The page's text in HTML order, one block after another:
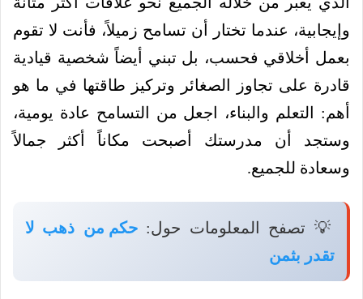
وإيجابية، عندما تختار أن تسامح زميلاً، فأنت لا تقوم
بعمل أخلاقي فحسب، بل تبني أيضاً شخصية قيادية
قادرة على تجاوز الصغائر وتركيز طاقتها في ما هو
أهم: التعلم والبناء، اجعل من التسامح عادة يومية،
وستجد أن مدرستك أصبحت مكاناً أكثر جمالاً
وسعادة للجميع.
💡 تصفح المعلومات حول:حكم من ذهب لا
تقدر بثمن